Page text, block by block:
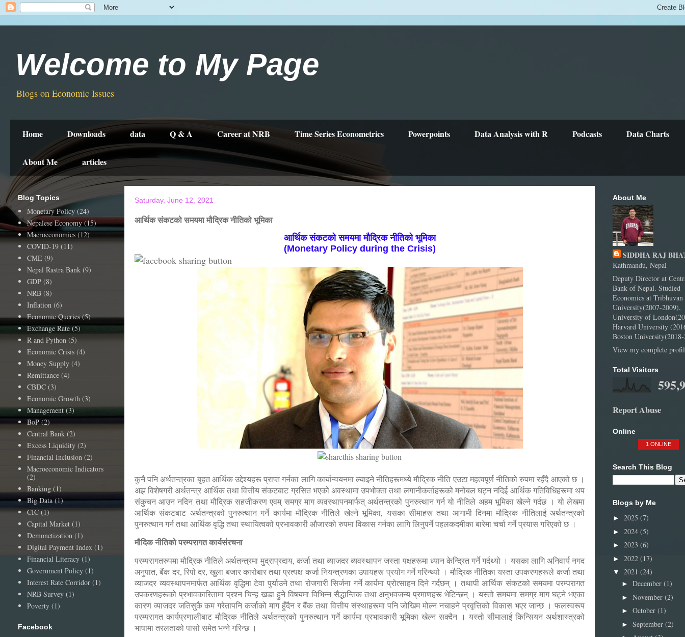
Welcome to My Page
Blogs on Economic Issues
Home Downloads data Q & A Career at NRB Time Series Econometrics Powerpoints Data Analysis with R Podcasts Data Charts
About Me articles
Saturday, June 12, 2021
आर्थिक संकटको समयमा मौद्रिक नीतिको भूमिका
आर्थिक संकटको समयमा मौद्रिक नीतिको भूमिका
(Monetary Policy during the Crisis)
कुनै पनि अर्थतन्त्रका बृहत आर्थिक उद्देश्यहरू प्राप्त गर्नका लागि कार्यान्वयनमा ल्याइने नीतिहरूमध्ये मौद्रिक नीति एउटा महत्वपूर्ण नीतिको रुपमा रहँदै आएको छ ।
अझ विशेषगरी अर्थतन्त्र आर्थिक तथा वित्तीय संकटबाट ग्रसित भएको अवस्थामा उपभोक्ता तथा लगानीकर्ताहरूको मनोबल घट्न नदिई आर्थिक गतिविधिहरूमा थप
संकुचन आउन नदिन तथा मौद्रिक सहजीकरण एवम् समग्र माग व्यवस्थापनमार्फत् अर्थतन्त्रको पुनरुत्थान गर्न यो नीतिले अहम भूमिका खेल्ने गर्दछ । यो लेखमा
आर्थिक संकटबाट अर्थतन्त्रको पुनरुत्थान गर्ने कार्यमा मौद्रिक नीतिले खेल्ने भूमिका, यसका सीमाहरू तथा आगामी दिनमा मौद्रिक नीतिलाई अर्थतन्त्रको
पुनरुत्थान गर्न तथा आर्थिक वृद्धि तथा स्थायित्वको प्रभावकारी औजारको रुपमा विकास गर्नका लागि लिनुपर्ने पहलकदमीका बारेमा चर्चा गर्ने प्रयास गरिएको छ ।
मौदिक नीतिको परम्परागत कार्यसंरचना
परम्परागतरुपमा मौद्रिक नीतिले अर्थतन्त्रमा मुद्राप्रदाय, कर्जा तथा व्याजदर व्यवस्थापन जस्ता पक्षहरूमा ध्यान केन्द्रित गर्ने गर्दथ्यो । यसका लागि अनिवार्य नगद
अनुपात, बैंक दर, रिपो दर, खुला बजार कारोबार तथा प्रत्यक्ष कर्जा नियन्त्रणका उपायहरू प्रयोग गर्ने गरिन्थ्यो । मौद्रिक नीतिका यस्ता उपकरणहरूले कर्जा तथा
व्याजदर व्यवस्थापनमार्फत आर्थिक वृद्धिमा टेवा पुर्याउने तथा रोजगारी सिर्जना गर्ने कार्यमा प्रोत्साहन दिने गर्दछन् । तथापी आर्थिक संकटको समयमा परम्परागत
उपकरणहरूको प्रभावकारितामा प्रश्न चिन्ह खडा हुने विषयमा विभिन्न सैद्धान्तिक तथा अनुभवजन्य प्रमाणहरू भेटिन्छन् । यस्तो समयमा समग्र माग घट्ने भएका
कारण व्याजदर जतिसुकै कम गरेतापनि कर्जाको माग हुँदैन र बैंक तथा वित्तीय संस्थाहरूमा पनि जोखिम मोल्न नचाहने प्रवृत्तिको विकास भएर जान्छ । फलस्वरूप
परम्परागत कार्यप्रणालीबाट मौद्रिक नीतिले अर्थतन्त्रको पुनरुत्थान गर्ने कार्यमा प्रभावकारी भूमिका खेल्न सक्दैन । यस्तो सीमालाई किन्सियन अर्थशास्त्रको
भाषामा तरलताको पासो समेत भन्ने गरिन्छ ।
Blog Topics
Monetary Policy (24)
Nepalese Economy (15)
Macroeconomics (12)
COVID-19 (11)
CME (9)
Nepal Rastra Bank (9)
GDP (8)
NRB (8)
Inflation (6)
Economic Queries (5)
Exchange Rate (5)
R and Python (5)
Economic Crisis (4)
Money Supply (4)
Remittance (4)
CBDC (3)
Economic Growth (3)
Management (3)
BoP (2)
Central Bank (2)
Excess Liquidity (2)
Financial Inclusion (2)
Macroeconomic Indicators
(2)
Banking (1)
Big Data (1)
CIC (1)
Capital Market (1)
Demonetization (1)
Digital Payment Index (1)
Financial Literacy (1)
Government Policy (1)
Interest Rate Corridor (1)
NRB Survey (1)
Poverty (1)
Facebook
About Me
SIDDHA RAJ
Kathmandu, Nepal
Deputy Director at
Bank of Nepal. Studied
Economics at Tribhuvan
University(2007-2009),
University of
Harvard University
Boston
View my complete
Total Visitors
Report Abuse
Online
1 ONLINE
Search This Blog
Blogs by Me
► 2025 (7)
► 2024 (5)
► 2023 (6)
► 2022 (17)
▼ 2021 (24)
► December (1)
► November (2)
► October (1)
► September (2)